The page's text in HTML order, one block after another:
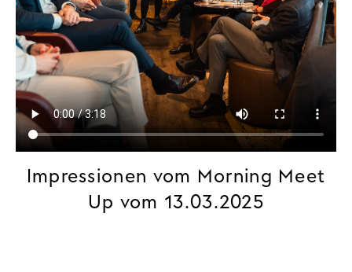
Impressionen vom Morning Meet
Up vom 13.03.2025